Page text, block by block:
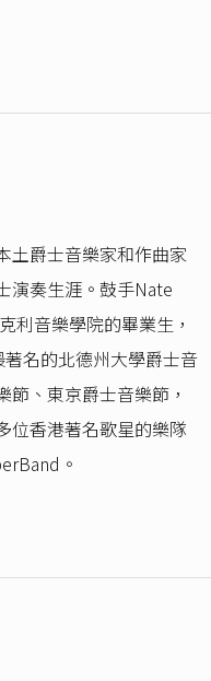
土爵士音樂家和作曲家
演奏生涯。鼓手Nate
利音樂學院的畢業生，
名的北德州大學爵士音
、東京爵士音樂節，
位香港著名歌星的樂隊
。